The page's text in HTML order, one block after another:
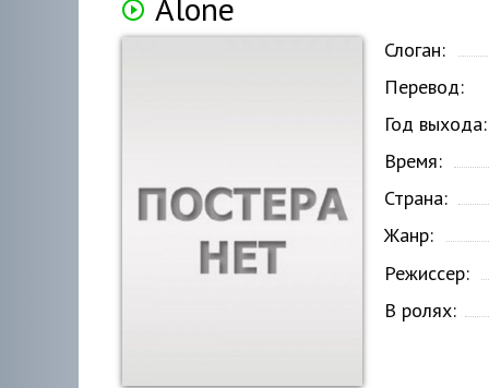
Слоган:
Перевод:
Год выхода:
Время:
Страна:
Жанр:
Режиссер:
В ролях: